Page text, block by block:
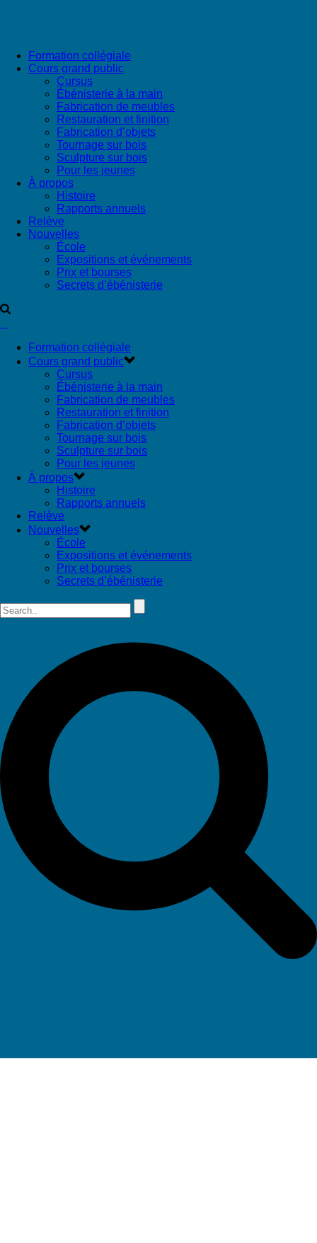
Formation collégiale
Cours grand public
Cursus
Ébénisterie à la main
Fabrication de meubles
Restauration et finition
Fabrication d’objets
Tournage sur bois
Sculpture sur bois
Pour les jeunes
À propos
Histoire
Rapports annuels
Relève
Nouvelles
École
Expositions et événements
Prix et bourses
Secrets d’ébénisterie
Formation collégiale
Cours grand public
Cursus
Ébénisterie à la main
Fabrication de meubles
Restauration et finition
Fabrication d’objets
Tournage sur bois
Sculpture sur bois
Pour les jeunes
À propos
Histoire
Rapports annuels
Relève
Nouvelles
École
Expositions et événements
Prix et bourses
Secrets d’ébénisterie